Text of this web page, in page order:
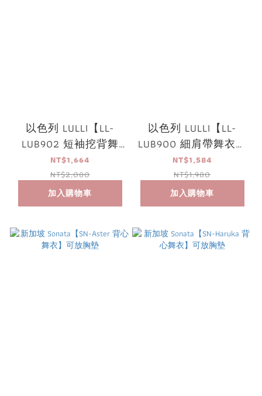
以色列 LULLI【LL-
LUB902 短袖挖背舞
衣】可放胸墊
NT$1,664
NT$2,080
加入購物車
以色列 LULLI【LL-
LUB900 細肩帶舞衣】
可放胸墊
NT$1,584
NT$1,980
加入購物車